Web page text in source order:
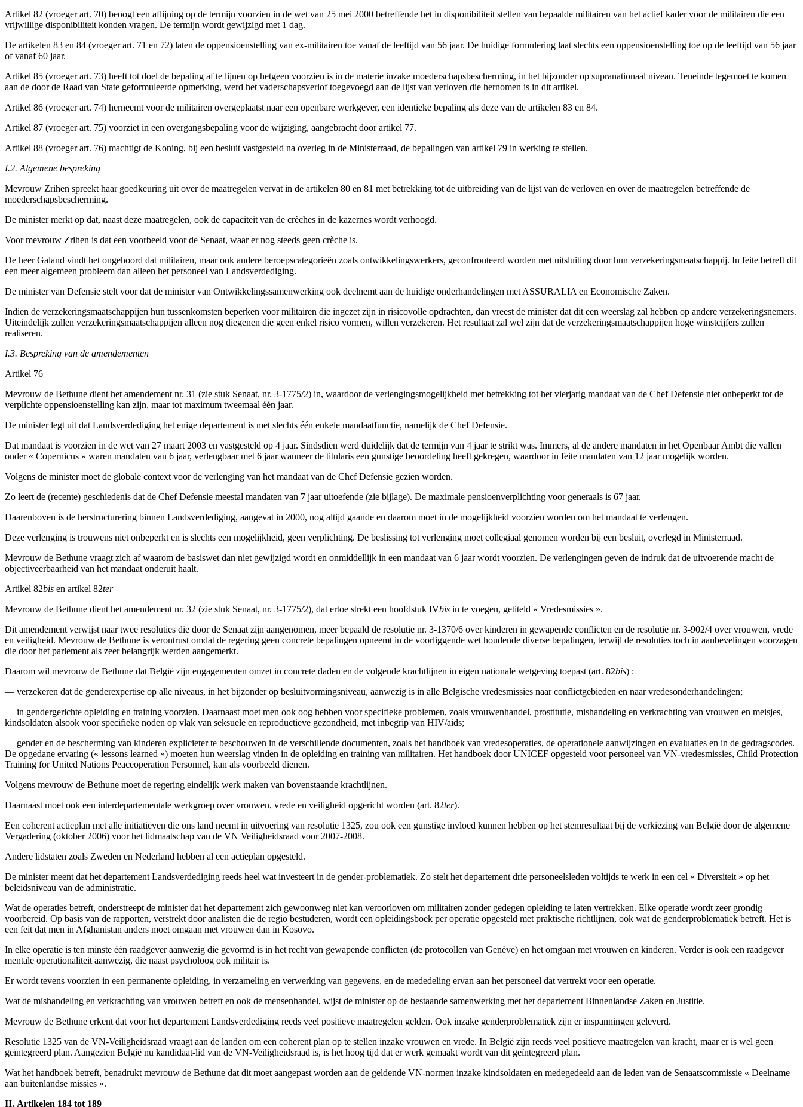
Artikel 82 (vroeger art. 70) beoogt een aflijning op de termijn voorzien in de wet van 25 mei 2000 betreffende het in disponibiliteit stellen van bepaalde militairen van het actief kader voor de militairen die een
vrijwillige disponibiliteit konden vragen. De termijn wordt gewijzigd met 1 dag.
De artikelen 83 en 84 (vroeger art. 71 en 72) laten de oppensioenstelling van ex-militairen toe vanaf de leeftijd van 56 jaar. De huidige formulering laat slechts een oppensioenstelling toe op de leeftijd van 56 jaar
of vanaf 60 jaar.
Artikel 85 (vroeger art. 73) heeft tot doel de bepaling af te lijnen op hetgeen voorzien is in de materie inzake moederschapsbescherming, in het bijzonder op supranationaal niveau. Teneinde tegemoet te komen
aan de door de Raad van State geformuleerde opmerking, werd het vaderschapsverlof toegevoegd aan de lijst van verloven die hernomen is in dit artikel.
Artikel 86 (vroeger art. 74) herneemt voor de militairen overgeplaatst naar een openbare werkgever, een identieke bepaling als deze van de artikelen 83 en 84.
Artikel 87 (vroeger art. 75) voorziet in een overgangsbepaling voor de wijziging, aangebracht door artikel 77.
Artikel 88 (vroeger art. 76) machtigt de Koning, bij een besluit vastgesteld na overleg in de Ministerraad, de bepalingen van artikel 79 in werking te stellen.
I.2. Algemene bespreking
Mevrouw Zrihen spreekt haar goedkeuring uit over de maatregelen vervat in de artikelen 80 en 81 met betrekking tot de uitbreiding van de lijst van de verloven en over de maatregelen betreffende de
moederschapsbescherming.
De minister merkt op dat, naast deze maatregelen, ook de capaciteit van de crèches in de kazernes wordt verhoogd.
Voor mevrouw Zrihen is dat een voorbeeld voor de Senaat, waar er nog steeds geen crèche is.
De heer Galand vindt het ongehoord dat militairen, maar ook andere beroepscategorieën zoals ontwikkelingswerkers, geconfronteerd worden met uitsluiting door hun verzekeringsmaatschappij. In feite betreft dit
een meer algemeen probleem dan alleen het personeel van Landsverdediging.
De minister van Defensie stelt voor dat de minister van Ontwikkelingssamenwerking ook deelnemt aan de huidige onderhandelingen met ASSURALIA en Economische Zaken.
Indien de verzekeringsmaatschappijen hun tussenkomsten beperken voor militairen die ingezet zijn in risicovolle opdrachten, dan vreest de minister dat dit een weerslag zal hebben op andere verzekeringsnemers.
Uiteindelijk zullen verzekeringsmaatschappijen alleen nog diegenen die geen enkel risico vormen, willen verzekeren. Het resultaat zal wel zijn dat de verzekeringsmaatschappijen hoge winstcijfers zullen
realiseren.
I.3. Bespreking van de amendementen
Artikel 76
Mevrouw de Bethune dient het amendement nr. 31 (zie stuk Senaat, nr. 3-1775/2) in, waardoor de verlengingsmogelijkheid met betrekking tot het vierjarig mandaat van de Chef Defensie niet onbeperkt tot de
verplichte oppensioenstelling kan zijn, maar tot maximum tweemaal één jaar.
De minister legt uit dat Landsverdediging het enige departement is met slechts één enkele mandaatfunctie, namelijk de Chef Defensie.
Dat mandaat is voorzien in de wet van 27 maart 2003 en vastgesteld op 4 jaar. Sindsdien werd duidelijk dat de termijn van 4 jaar te strikt was. Immers, al de andere mandaten in het Openbaar Ambt die vallen
onder « Copernicus » waren mandaten van 6 jaar, verlengbaar met 6 jaar wanneer de titularis een gunstige beoordeling heeft gekregen, waardoor in feite mandaten van 12 jaar mogelijk worden.
Volgens de minister moet de globale context voor de verlenging van het mandaat van de Chef Defensie gezien worden.
Zo leert de (recente) geschiedenis dat de Chef Defensie meestal mandaten van 7 jaar uitoefende (zie bijlage). De maximale pensioenverplichting voor generaals is 67 jaar.
Daarenboven is de herstructurering binnen Landsverdediging, aangevat in 2000, nog altijd gaande en daarom moet in de mogelijkheid voorzien worden om het mandaat te verlengen.
Deze verlenging is trouwens niet onbeperkt en is slechts een mogelijkheid, geen verplichting. De beslissing tot verlenging moet collegiaal genomen worden bij een besluit, overlegd in Ministerraad.
Mevrouw de Bethune vraagt zich af waarom de basiswet dan niet gewijzigd wordt en onmiddellijk in een mandaat van 6 jaar wordt voorzien. De verlengingen geven de indruk dat de uitvoerende macht de
objectiveerbaarheid van het mandaat onderuit haalt.
Artikel 82bis en artikel 82ter
Mevrouw de Bethune dient het amendement nr. 32 (zie stuk Senaat, nr. 3-1775/2), dat ertoe strekt een hoofdstuk IVbis in te voegen, getiteld « Vredesmissies ».
Dit amendement verwijst naar twee resoluties die door de Senaat zijn aangenomen, meer bepaald de resolutie nr. 3-1370/6 over kinderen in gewapende conflicten en de resolutie nr. 3-902/4 over vrouwen, vrede
en veiligheid. Mevrouw de Bethune is verontrust omdat de regering geen concrete bepalingen opneemt in de voorliggende wet houdende diverse bepalingen, terwijl de resoluties toch in aanbevelingen voorzagen
die door het parlement als zeer belangrijk werden aangemerkt.
Daarom wil mevrouw de Bethune dat België zijn engagementen omzet in concrete daden en de volgende krachtlijnen in eigen nationale wetgeving toepast (art. 82bis) :
— verzekeren dat de genderexpertise op alle niveaus, in het bijzonder op besluitvormingsniveau, aanwezig is in alle Belgische vredesmissies naar conflictgebieden en naar vredesonderhandelingen;
— in gendergerichte opleiding en training voorzien. Daarnaast moet men ook oog hebben voor specifieke problemen, zoals vrouwenhandel, prostitutie, mishandeling en verkrachting van vrouwen en meisjes,
kindsoldaten alsook voor specifieke noden op vlak van seksuele en reproductieve gezondheid, met inbegrip van HIV/aids;
— gender en de bescherming van kinderen explicieter te beschouwen in de verschillende documenten, zoals het handboek van vredesoperaties, de operationele aanwijzingen en evaluaties en in de gedragscodes.
De opgedane ervaring (« lessons learned ») moeten hun weerslag vinden in de opleiding en training van militairen. Het handboek door UNICEF opgesteld voor personeel van VN-vredesmissies, Child Protection
Training for United Nations Peaceoperation Personnel, kan als voorbeeld dienen.
Volgens mevrouw de Bethune moet de regering eindelijk werk maken van bovenstaande krachtlijnen.
Daarnaast moet ook een interdepartementale werkgroep over vrouwen, vrede en veiligheid opgericht worden (art. 82ter).
Een coherent actieplan met alle initiatieven die ons land neemt in uitvoering van resolutie 1325, zou ook een gunstige invloed kunnen hebben op het stemresultaat bij de verkiezing van België door de algemene
Vergadering (oktober 2006) voor het lidmaatschap van de VN Veiligheidsraad voor 2007-2008.
Andere lidstaten zoals Zweden en Nederland hebben al een actieplan opgesteld.
De minister meent dat het departement Landsverdediging reeds heel wat investeert in de gender-problematiek. Zo stelt het departement drie personeelsleden voltijds te werk in een cel « Diversiteit » op het
beleidsniveau van de administratie.
Wat de operaties betreft, onderstreept de minister dat het departement zich gewoonweg niet kan veroorloven om militairen zonder gedegen opleiding te laten vertrekken. Elke operatie wordt zeer grondig
voorbereid. Op basis van de rapporten, verstrekt door analisten die de regio bestuderen, wordt een opleidingsboek per operatie opgesteld met praktische richtlijnen, ook wat de genderproblematiek betreft. Het is
een feit dat men in Afghanistan anders moet omgaan met vrouwen dan in Kosovo.
In elke operatie is ten minste één raadgever aanwezig die gevormd is in het recht van gewapende conflicten (de protocollen van Genève) en het omgaan met vrouwen en kinderen. Verder is ook een raadgever
mentale operationaliteit aanwezig, die naast psycholoog ook militair is.
Er wordt tevens voorzien in een permanente opleiding, in verzameling en verwerking van gegevens, en de mededeling ervan aan het personeel dat vertrekt voor een operatie.
Wat de mishandeling en verkrachting van vrouwen betreft en ook de mensenhandel, wijst de minister op de bestaande samenwerking met het departement Binnenlandse Zaken en Justitie.
Mevrouw de Bethune erkent dat voor het departement Landsverdediging reeds veel positieve maatregelen gelden. Ook inzake genderproblematiek zijn er inspanningen geleverd.
Resolutie 1325 van de VN-Veiligheidsraad vraagt aan de landen om een coherent plan op te stellen inzake vrouwen en vrede. In België zijn reeds veel positieve maatregelen van kracht, maar er is wel geen
geïntegreerd plan. Aangezien België nu kandidaat-lid van de VN-Veiligheidsraad is, is het hoog tijd dat er werk gemaakt wordt van dit geïntegreerd plan.
Wat het handboek betreft, benadrukt mevrouw de Bethune dat dit moet aangepast worden aan de geldende VN-normen inzake kindsoldaten en medegedeeld aan de leden van de Senaatscommissie « Deelname
aan buitenlandse missies ».
II. Artikelen 184 tot 189